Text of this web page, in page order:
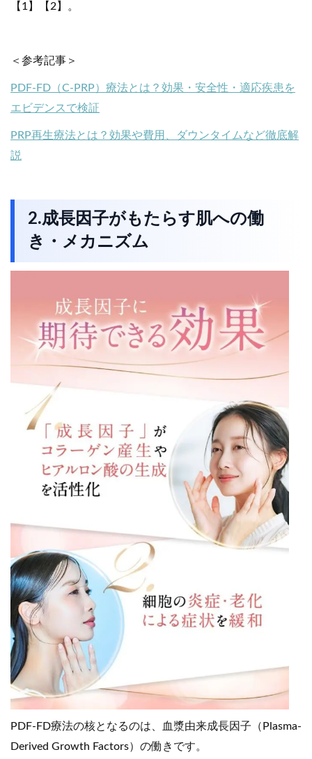
【1】【2】。
＜参考記事＞
PDF-FD（C-PRP）療法とは？効果・安全性・適応疾患を
エビデンスで検証
PRP再生療法とは？効果や費用、ダウンタイムなど徹底解
説
2.成長因子がもたらす肌への働
き・メカニズム
PDF-FD療法の核となるのは、血漿由来成長因子（Plasma-
Derived Growth Factors）の働きです。